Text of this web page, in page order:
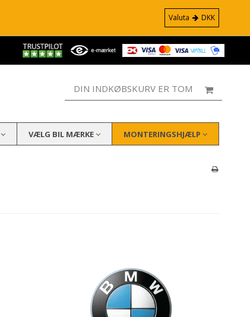
Valuta DKK
DIN INDKØBSKURV ER TOM
VÆLG BIL MÆRKE MONTERINGSHJÆLP